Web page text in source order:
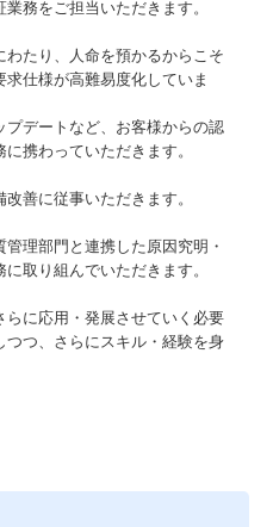
務をご担当いただきます。
わたり、人命を預かるからこそ
仕様が高難易度化していま
デートなど、お客様からの認
携わっていただきます。
善に従事いただきます。
理部門と連携した原因究明・
取り組んでいただきます。
に応用・発展させていく必要
つ、さらにスキル・経験を身